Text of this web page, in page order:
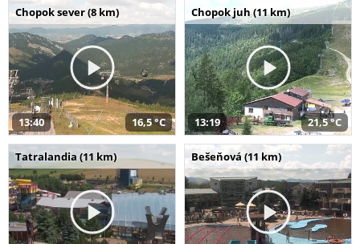
Chopok sever (8 km)
13:40 16,5 °C
Chopok juh (11 km)
13:19 21,5 °C
Tatralandia (11 km) Bešeňová (11 km)